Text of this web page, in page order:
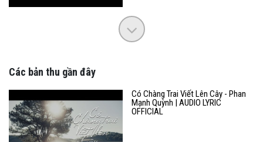
Các bản thu gần đây
Có Chàng Trai Viết Lên Cây - Phan
Mạnh Quỳnh | AUDIO LYRIC
OFFICIAL